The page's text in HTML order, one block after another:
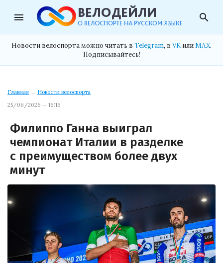
menu search
Новости велоспорта можно читать в Telegram, в VK илиMAX.
Подписывайтесь!
Главная → Новости велоспорта
25/06/2026 — 16:16
Филиппо Ганна выиграл
чемпионат Италии в разделке
с преимуществом более двух
минут